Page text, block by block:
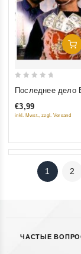
of
Последнее дело
€3,99
inkl. Mwst., zzgl. Versand
1 2
ЧАСТЫЕ